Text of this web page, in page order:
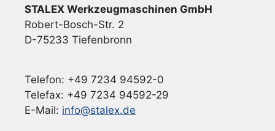
STALEX Werkzeugmaschinen GmbH
Robert-Bosch-Str. 2
D-75233 Tiefenbronn
Telefon: +49 7234 94592-0
Telefax: +49 7234 94592-29
E-Mail: info@stalex.de